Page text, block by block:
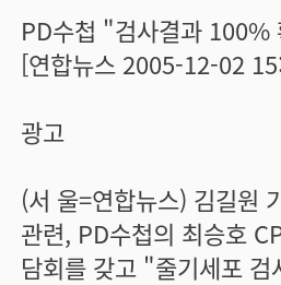
PD수첩 "검사결과 100%
[연합뉴스 2005-12-02
광고
(서 울=연합뉴스) 김길원
관련, PD수첩의 최승호
담회를 갖고 "줄기세포